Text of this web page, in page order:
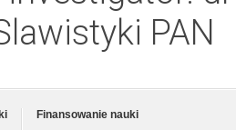
PAN
Finansowanie nauki